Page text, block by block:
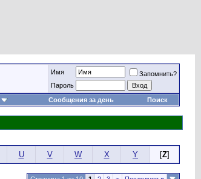
Имя
Запомнить?
Пароль
Сообщения за день Поиск
U V W X Y [Z]